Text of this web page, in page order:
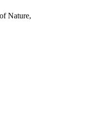
Nature,